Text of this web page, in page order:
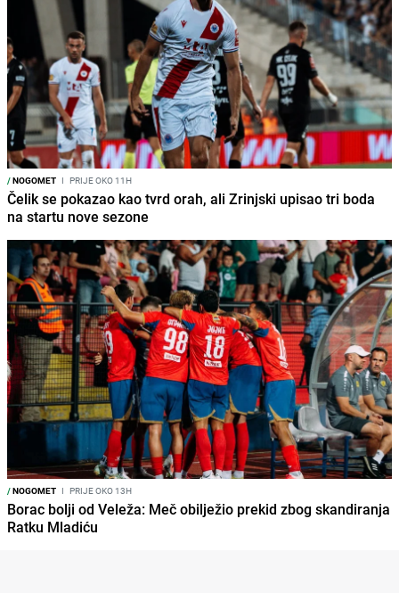
/NOGOMET I PRIJE OKO 11H
Čelik se pokazao kao tvrd orah, ali Zrinjski upisao tri boda
na startu nove sezone
/NOGOMET I PRIJE OKO 13H
Borac bolji od Veleža: Meč obilježio prekid zbog skandiranja
Ratku Mladiću